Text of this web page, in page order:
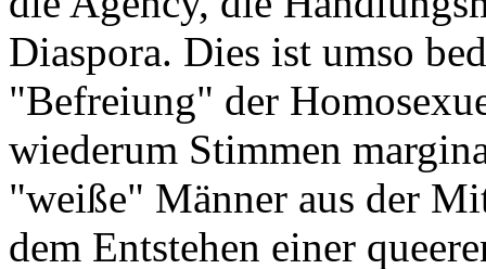
Diaspora. Dies ist umso
"Befreiung" der
wiederum Stimmen
"weiße" Männer aus der
dem Entstehen einer